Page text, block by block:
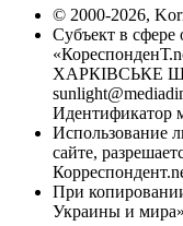
© 2000-2026,
Субъект в
ХАРКІВСЬКЕ
Идентификатор
Использование
сайте,
При
Украины и